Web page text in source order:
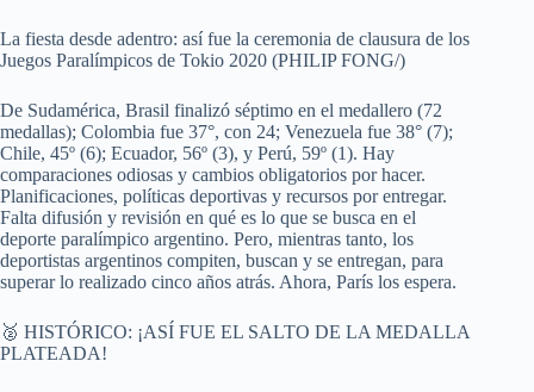
La fiesta desde adentro: así fue la ceremonia de clausura de los
Juegos Paralímpicos de Tokio 2020 (PHILIP FONG/)
De Sudamérica, Brasil finalizó séptimo en el medallero (72
medallas); Colombia fue 37°, con 24; Venezuela fue 38° (7);
Chile, 45º (6); Ecuador, 56º (3), y Perú, 59º (1). Hay
comparaciones odiosas y cambios obligatorios por hacer.
Planificaciones, políticas deportivas y recursos por entregar.
Falta difusión y revisión en qué es lo que se busca en el
deporte paralímpico argentino. Pero, mientras tanto, los
deportistas argentinos compiten, buscan y se entregan, para
superar lo realizado cinco años atrás. Ahora, París los espera.
🥈 HISTÓRICO: ¡ASÍ FUE EL SALTO DE LA MEDALLA
PLATEADA!